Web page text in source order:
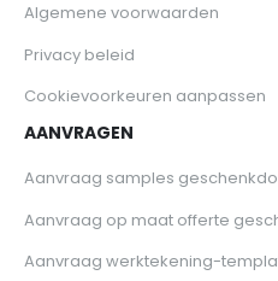
Algemene voorwaarden
Privacy beleid
Cookievoorkeuren aanpassen
AANVRAGEN
Aanvraag samples
Aanvraag op maat offerte
Aanvraag werktekening-